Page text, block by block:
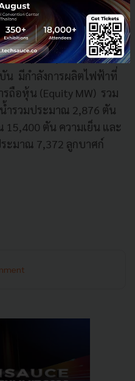
องกลุ่ม ปตท. ดำเนินธุรกิจ
ฟฟ้า ไอน้ำ และ
ายแก่ลูกค้าอุตสาหกรรม
ไทย (กฟผ.) และการไฟฟ้า
มีกำลังการผลิตไฟฟ้าที่
ถือหุ้น (Equity MW) รวม
ำรวมประมาณ 2,876 ตัน
15,400 ตัน ความเย็น และ
ะมาณ 7,372 ลูกบาศก์